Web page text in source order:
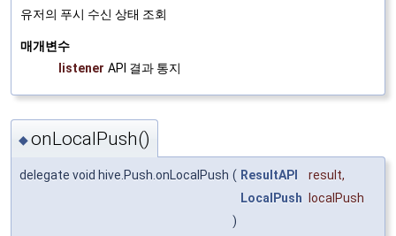
유저의 푸시 수신 상태 조회
매개변수
listener API 결과 통지
◆onLocalPush()
delegate void hive.Push.onLocalPush ( ResultAPI result,
LocalPush
localPush
)